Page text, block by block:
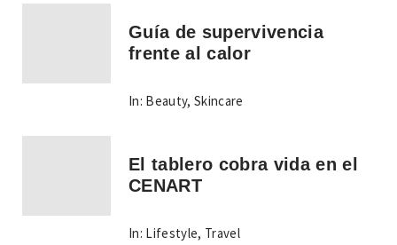
Guía de supervivencia
frente al calor
In: Beauty,Skincare
El tablero cobra vida en el
CENART
In: Lifestyle, Travel